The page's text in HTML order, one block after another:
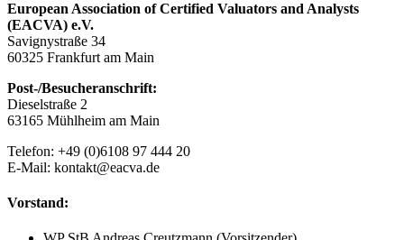
European Association of Certified Valuators and Analysts
(EACVA) e.V.
Savignystraße 34
60325 Frankfurt am Main
Post-/Besucheranschrift:
Dieselstraße 2
63165 Mühlheim am Main
Telefon: +49 (0)6108 97 444 20
E-Mail: kontakt@eacva.de
Vorstand: